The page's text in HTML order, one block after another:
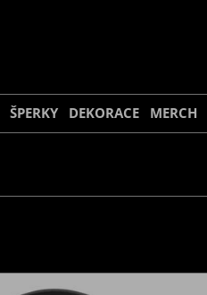
ŠPERKY DEKORACE MERCH